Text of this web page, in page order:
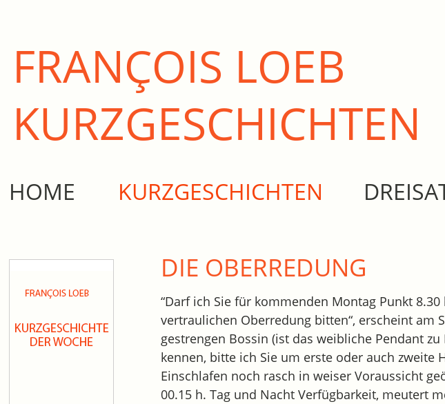
FRANÇOIS LOEB
KURZ­GESCHICHTEN
HOME KURZGESCHICHTEN
DIE OBERREDUNG
“Darf ich Sie für kommenden Montag Punkt
vertraulichen Oberredung bitten“, erscheint am
gestrengen Bossin (ist das weibliche Pendant
kennen, bitte ich Sie um erste oder auch zweite
Einschlafen noch rasch in weiser Voraussicht
00.15 h. Tag und Nacht Verfügbarkeit, meutert